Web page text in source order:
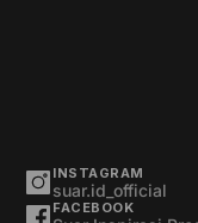
INSTAGRAM
suar.id_official
FACEBOOK